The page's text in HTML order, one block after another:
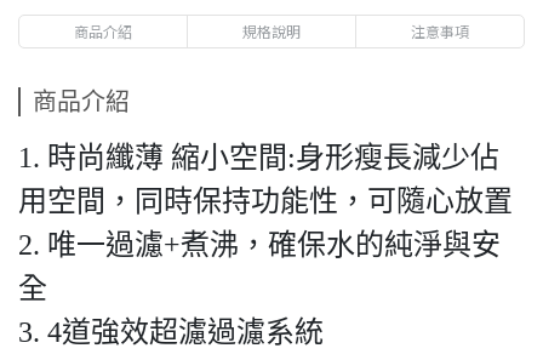
商品介紹 規格說明 注意事項
商品介紹
1. 時尚纖薄 縮小空間:身形瘦長減少佔
用空間，同時保持功能性，可隨心放置
2. 唯一過濾+煮沸，確保水的純淨與安
全
3. 4道強效超濾過濾系統